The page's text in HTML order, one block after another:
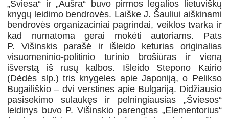
„Šviesa“ ir „Aušra“ buvo pirmos legalios lietuviškų
knygų leidimo bendrovės. Laiške J. Šauliui aiškinami
bendrovės organizaciniai pagrindai, veiklos tvarka ir
kad numatoma gerai mokėti autoriams. Pats
P. Višinskis parašė ir išleido keturias originalias
visuomeninio-politinio turinio brošiūras ir vieną
išverstą iš rusų kalbos. Išleido Stepono Kairio
(Dėdės slp.) tris knygeles apie Japoniją, o Pelikso
Bugailiškio – dvi verstines apie Bulgariją. Didžiausio
pasisekimo sulaukęs ir pelningiausias „Šviesos“
leidinys buvo P. Višinskio parengtas „Elementorius“